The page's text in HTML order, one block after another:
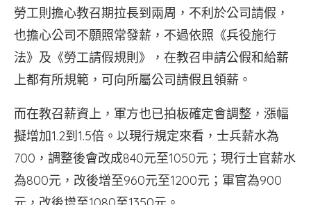
勞工則擔心教召期拉長到兩周，不利於公司請假，
也擔心公司不願照常發薪，不過依照《兵役施行
法》及《勞工請假規則》，在教召申請公假和給薪
上都有所規範，可向所屬公司請假且領薪。
而在教召薪資上，軍方也已拍板確定會調整，漲幅
擬增加1.2到1.5倍。以現行規定來看，士兵薪水為
700，調整後會改成840元至1050元；現行士官薪水
為800元，改後增至960元至1200元；軍官為900